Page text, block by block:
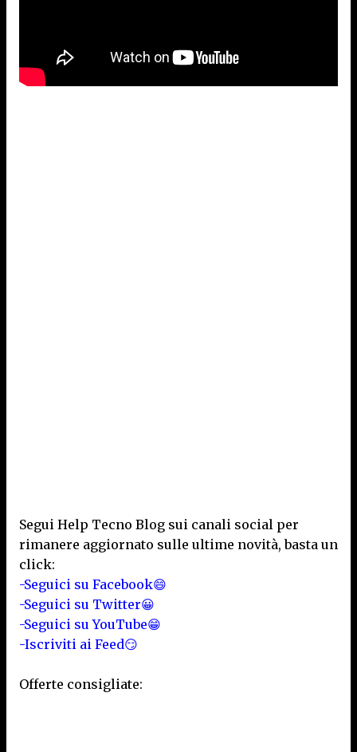
Segui Help Tecno Blog sui canali social per
rimanere aggiornato sulle ultime novità, basta un
click:
-Seguici su Facebook😄
-Seguici su Twitter😀
-Seguici su YouTube😁
-Iscriviti ai Feed😏
Offerte consigliate: